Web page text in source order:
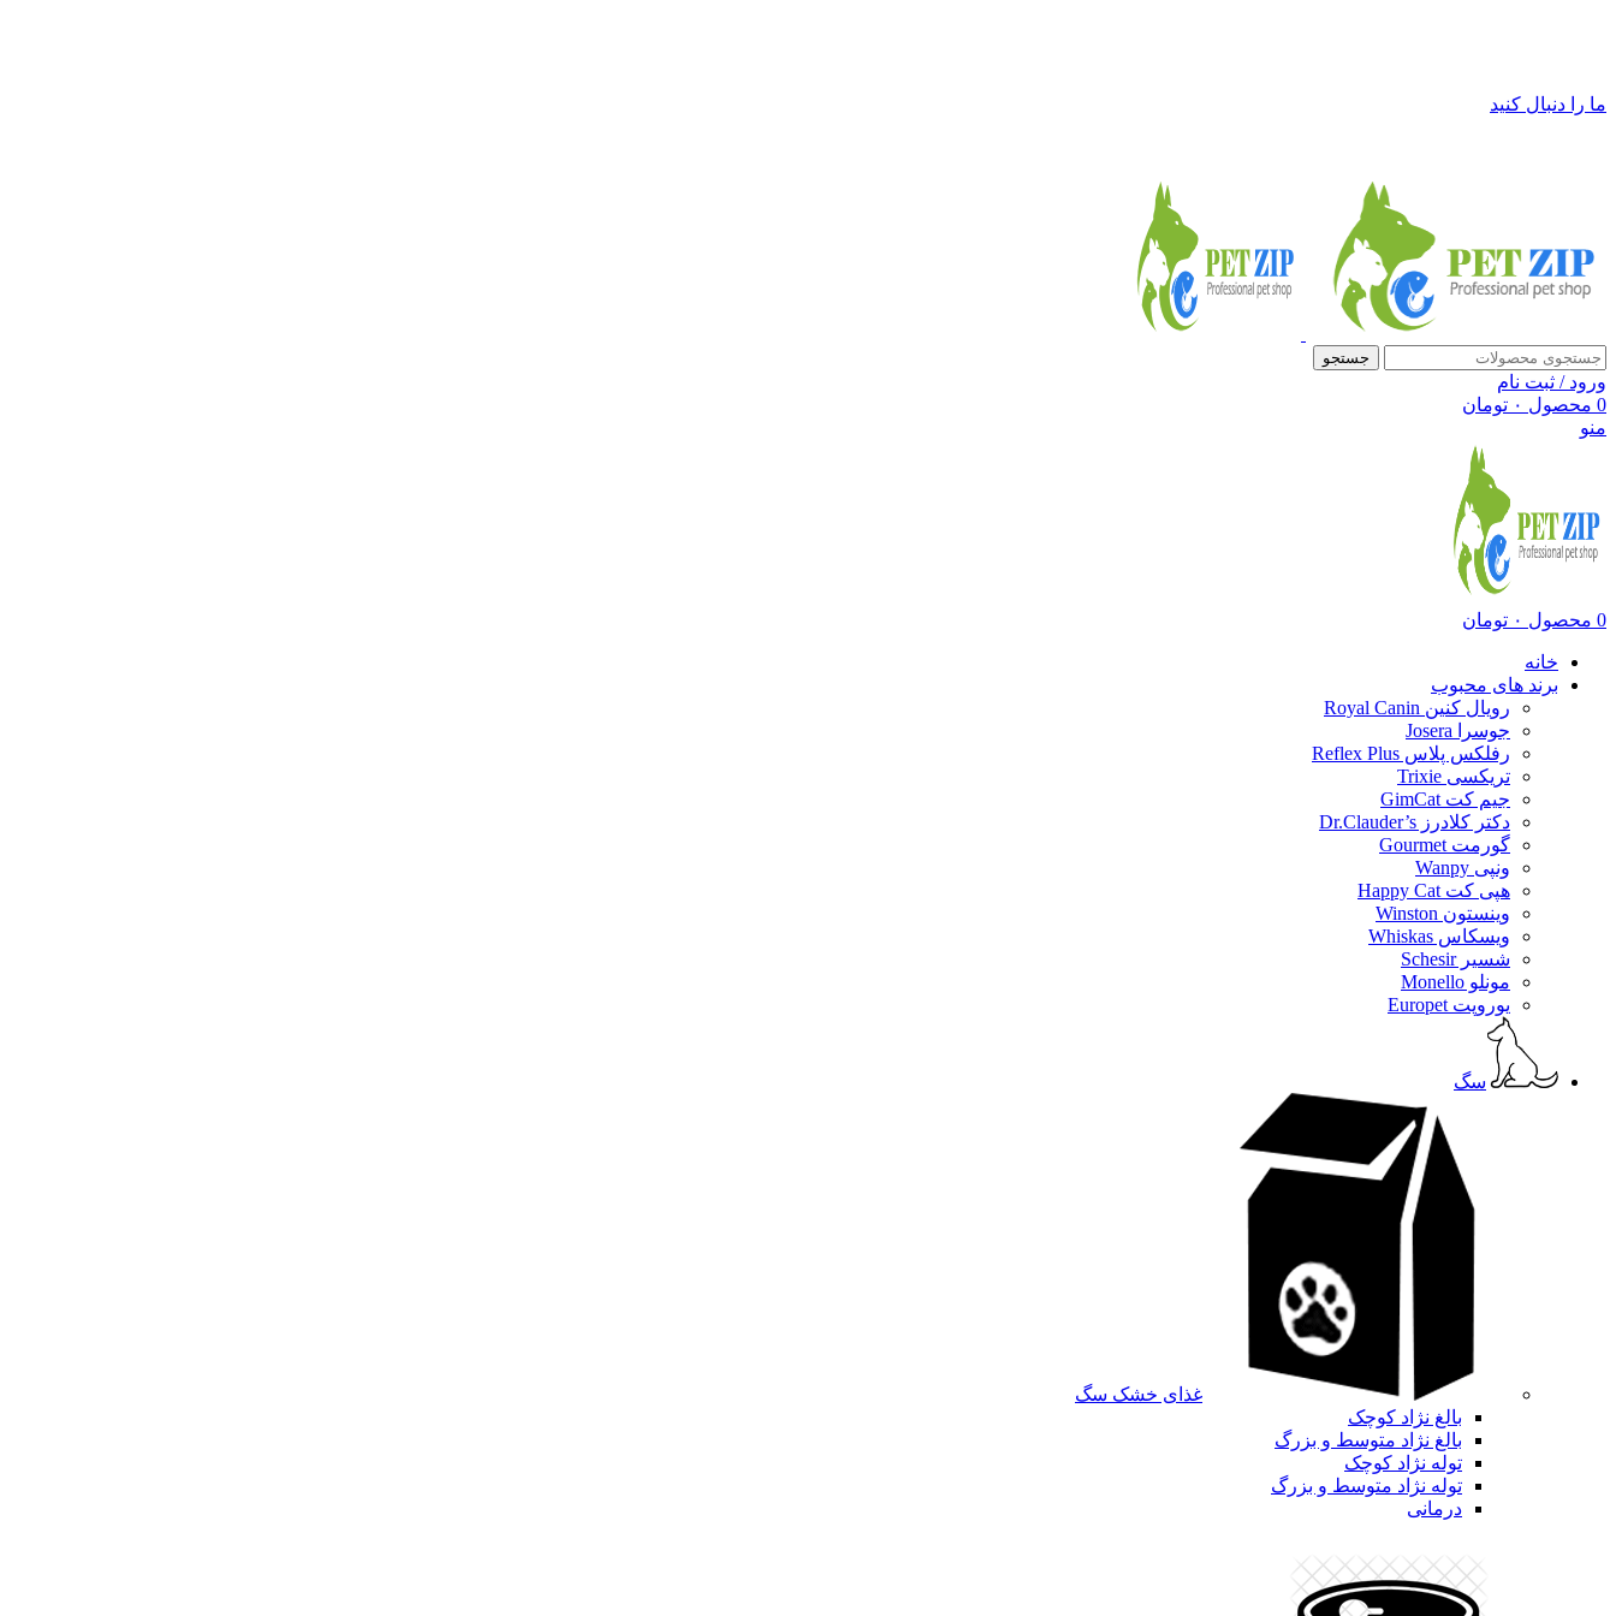
ما را دنبال کنید
جستجو
ورود / ثبت نام
0 محصول ۰ تومان
منو
0 محصول ۰ تومان
خانه
برند های محبوب
رویال کنین Royal Canin
جوسرا Josera
رفلکس پلاس Reflex Plus
تریکسی Trixie
جیم کت GimCat
دکتر کلادرز Dr.Clauder’s
گورمت Gourmet
ونپی Wanpy
هپی کت Happy Cat
وینستون Winston
ویسکاس Whiskas
شسیر Schesir
مونلو Monello
یوروپت Europet
سگ
غذای خشک سگ
بالغ نژاد کوچک
بالغ نژاد متوسط و بزرگ
توله نژاد کوچک
توله نژاد متوسط و بزرگ
درمانی